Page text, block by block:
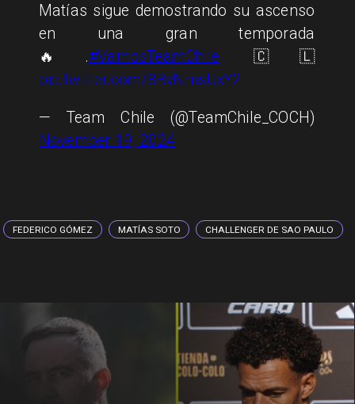
Matías sigue demostrando su ascenso
en una gran temporada
🔥.#VamosTeamChile 🇨🇱
pic.twitter.com/8BvNmsUxY2
— Team Chile (@TeamChile_COCH)
November 19, 2024
FEDERICO GÓMEZ MATÍAS SOTO CHALLENGER DE SAO PAULO